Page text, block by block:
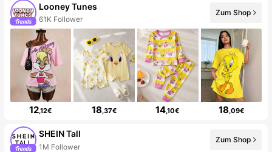
Looney Tunes
61K Follower
Zum Shop
12,12€ 18,37€ 14,10€ 18,09€
SHEIN Tall
1M Follower
Zum Shop